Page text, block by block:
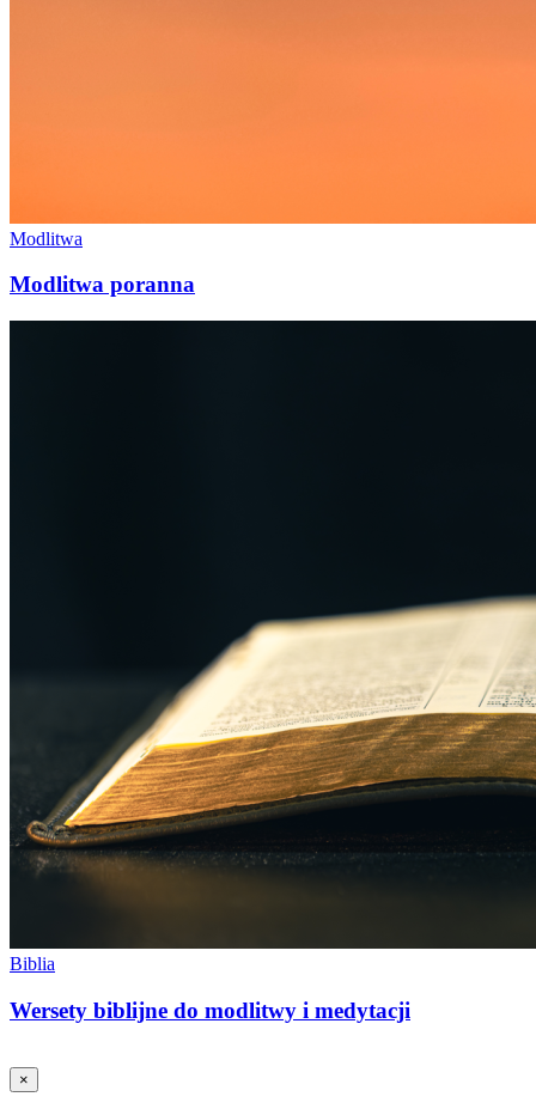
Modlitwa
Modlitwa poranna
Biblia
Wersety biblijne do modlitwy i medytacji
×